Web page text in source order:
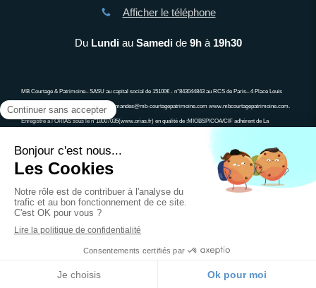
Prendre un rendez-vous
Afficher le téléphone
Du Lundiau Samedide 9hà 19h30
MB Courtage & Patrimoine– SASU au capital social de 15100€ - n°843044843 au RCS de Paris– 4 Place Louis
Armand 75012 PARIS 06 13 90 63 34 demandes@mb-courtagepatrimoine.com www.mbcourtagepatrimoine.com.
Enregistré à l’ORIAS sous le n°18007035(www.orias.fr) en qualité de :MIOBSP/COA/CIF adhérent de La
l’ACPR ; Ne peut recevoir aucun fonds, effet, ou valeur. Un crédit vous engage et doit être remboursé. Vérifiez vos
capacités de remboursement avant de vous engager
Mentions légales
Création et référencement du site par Simplébo